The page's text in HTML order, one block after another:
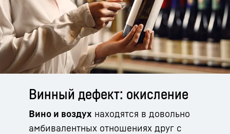
Винный дефект: окисление
Вино и воздух находятся в довольно
амбивалентных отношениях друг с